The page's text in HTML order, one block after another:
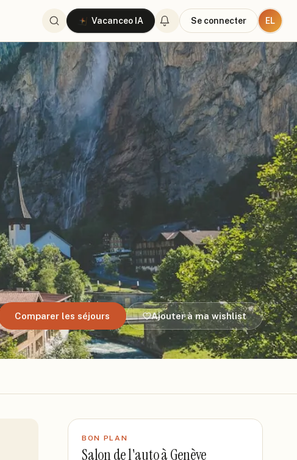
Vacanceo IA Se connecter EL
Comparer les séjours Ajouter à ma wishlist
BON PLAN
Salon de l'auto à Genève